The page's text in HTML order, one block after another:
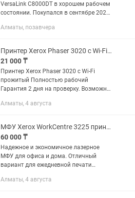
VersaLink C8000DT в хорошем рабочем
состоянии. Покупался в сентябре 2022
периодически печатаем на нем.
Алматы, позавчера
Принтер Xerox Phaser 3020 с Wi-Fi прошит
21 000 ₸
Принтер Xerox Phaser 3020 с Wi-Fi
прожитый Полностью рабочий
Гарантия 2 дня на проверку. Возможна
плату. А также есть другие варианты
Алматы, 4 августа
МФУ Xerox WorkCentre 3225 принтер /сканер/копир/факс USB, WiFi
60 000 ₸
Надежное и экономичное лазерное
МФУ для офиса и дома. Отличный
вариант для ежедневной печати
Xerox WorkCentre 3225 - Тип печати:
Алматы, 4 августа